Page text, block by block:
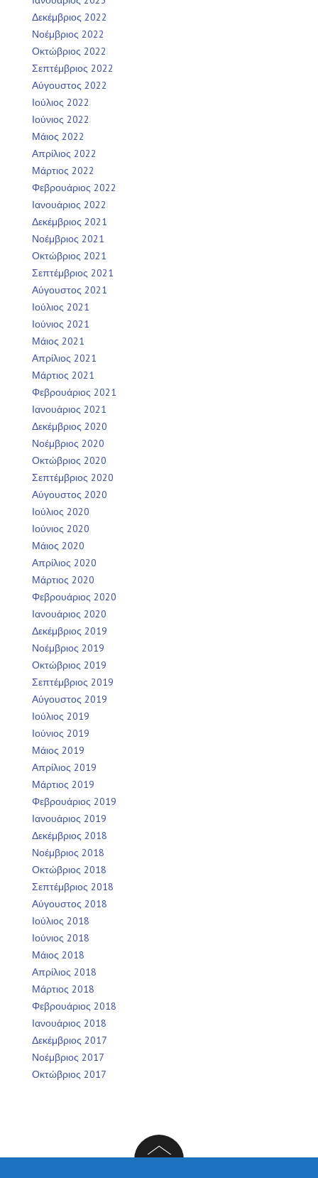
Δεκέμβριος 2022
Νοέμβριος 2022
Οκτώβριος 2022
Σεπτέμβριος 2022
Αύγουστος 2022
Ιούλιος 2022
Ιούνιος 2022
Μάιος 2022
Απρίλιος 2022
Μάρτιος 2022
Φεβρουάριος 2022
Ιανουάριος 2022
Δεκέμβριος 2021
Νοέμβριος 2021
Οκτώβριος 2021
Σεπτέμβριος 2021
Αύγουστος 2021
Ιούλιος 2021
Ιούνιος 2021
Μάιος 2021
Απρίλιος 2021
Μάρτιος 2021
Φεβρουάριος 2021
Ιανουάριος 2021
Δεκέμβριος 2020
Νοέμβριος 2020
Οκτώβριος 2020
Σεπτέμβριος 2020
Αύγουστος 2020
Ιούλιος 2020
Ιούνιος 2020
Μάιος 2020
Απρίλιος 2020
Μάρτιος 2020
Φεβρουάριος 2020
Ιανουάριος 2020
Δεκέμβριος 2019
Νοέμβριος 2019
Οκτώβριος 2019
Σεπτέμβριος 2019
Αύγουστος 2019
Ιούλιος 2019
Ιούνιος 2019
Μάιος 2019
Απρίλιος 2019
Μάρτιος 2019
Φεβρουάριος 2019
Ιανουάριος 2019
Δεκέμβριος 2018
Νοέμβριος 2018
Οκτώβριος 2018
Σεπτέμβριος 2018
Αύγουστος 2018
Ιούλιος 2018
Ιούνιος 2018
Μάιος 2018
Απρίλιος 2018
Μάρτιος 2018
Φεβρουάριος 2018
Ιανουάριος 2018
Δεκέμβριος 2017
Νοέμβριος 2017
Οκτώβριος 2017